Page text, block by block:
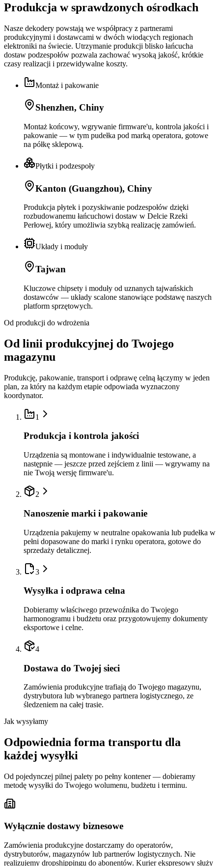
Produkcja w sprawdzonych ośrodkach
Nasze dekodery powstają we współpracy z partnerami
produkcyjnymi i dostawcami w dwóch wiodących regionach
elektroniki na świecie. Utrzymanie produkcji blisko łańcucha
dostaw podzespołów pozwala zachować wysoką jakość, krótkie
czasy realizacji i przewidywalne koszty.
Montaż i pakowanie
Shenzhen, Chiny
Montaż końcowy, wgrywanie firmware'u, kontrola jakości i
pakowanie — w tym pudełka pod marką operatora, gotowe
na półkę sklepową.
Płytki i podzespoły
Kanton (Guangzhou), Chiny
Produkcja płytek i pozyskiwanie podzespołów dzięki
rozbudowanemu łańcuchowi dostaw w Delcie Rzeki
Perłowej, który umożliwia szybką realizację zamówień.
Układy i moduły
Tajwan
Kluczowe chipsety i moduły od uznanych tajwańskich
dostawców — układy scalone stanowiące podstawę naszych
platform sprzętowych.
Od produkcji do wdrożenia
Od linii produkcyjnej do Twojego
magazynu
Produkcję, pakowanie, transport i odprawę celną łączymy w jeden
plan, za który na każdym etapie odpowiada wyznaczony
koordynator.
1
Produkcja i kontrola jakości
Urządzenia są montowane i indywidualnie testowane, a
następnie — jeszcze przed zejściem z linii — wgrywamy na
nie Twoją wersję firmware'u.
2
Nanoszenie marki i pakowanie
Urządzenia pakujemy w neutralne opakowania lub pudełka w
pełni dopasowane do marki i rynku operatora, gotowe do
sprzedaży detalicznej.
3
Wysyłka i odprawa celna
Dobieramy właściwego przewoźnika do Twojego
harmonogramu i budżetu oraz przygotowujemy dokumenty
eksportowe i celne.
4
Dostawa do Twojej sieci
Zamówienia produkcyjne trafiają do Twojego magazynu,
dystrybutora lub wybranego partnera logistycznego, ze
śledzeniem na całej trasie.
Jak wysyłamy
Odpowiednia forma transportu dla
każdej wysyłki
Od pojedynczej pilnej palety po pełny kontener — dobieramy
metodę wysyłki do Twojego wolumenu, budżetu i terminu.
Wyłącznie dostawy biznesowe
Zamówienia produkcyjne dostarczamy do operatorów,
dystrybutorów, magazynów lub partnerów logistycznych. Nie
realizujemy dropshippingu do abonentów. Kurier ekspresowy służy